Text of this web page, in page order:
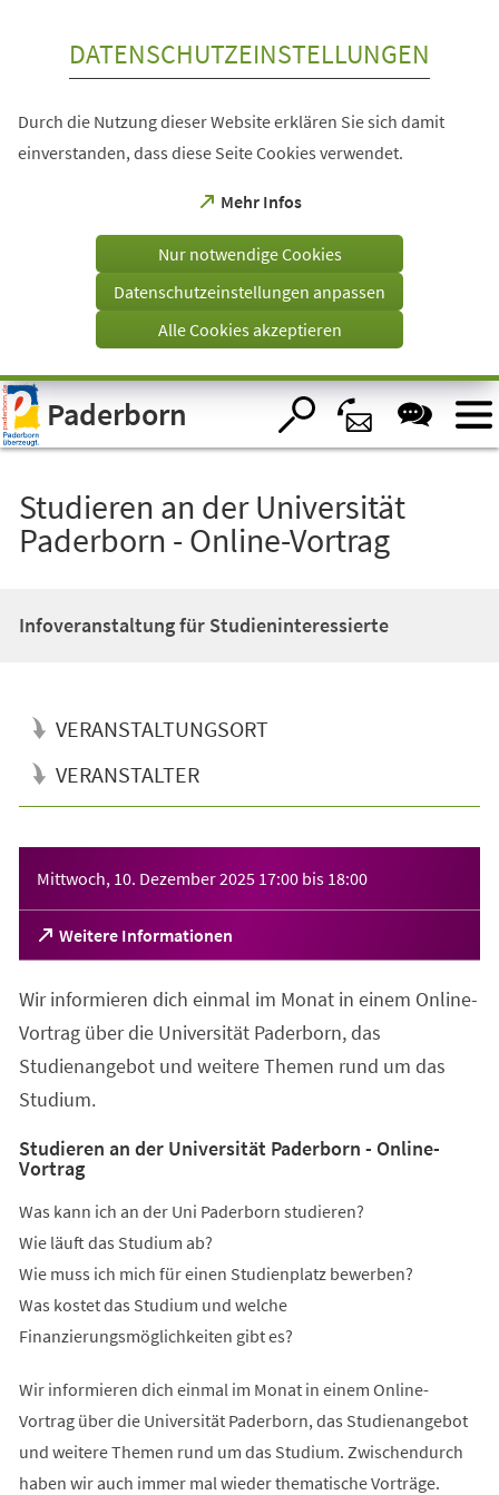
Visuelle
Assistenzsoftware
öffnen.
DATENSCHUTZEINSTELLUNGEN
Durch die Nutzung dieser Website erklären Sie sich damit
einverstanden, dass diese Seite Cookies verwendet.
Mehr Infos
(Öffnet
einem
Tab)
Nur notwendige Cookies
Datenschutzeinstellungen anpassen
Alle Cookies akzeptieren
Paderborn
Studieren an der Universität
Paderborn - Online-Vortrag
Infoveranstaltung für Studieninteressierte
VERANSTALTUNGSORT
VERANSTALTER
Mittwoch, 10. Dezember 2025 17:00 bis 18:00
Weitere Informationen
(Öffnet
in
neuen
Tab)
Wir informieren dich einmal im Monat in einem Online-
Vortrag über die Universität Paderborn, das
Studienangebot und weitere Themen rund um das
Studium.
Studieren an der Universität Paderborn - Online-
Vortrag
Was kann ich an der Uni Paderborn studieren?
Wie läuft das Studium ab?
Wie muss ich mich für einen Studienplatz bewerben?
Was kostet das Studium und welche
Finanzierungsmöglichkeiten gibt es?
Wir informieren dich einmal im Monat in einem Online-
Vortrag über die Universität Paderborn, das Studienangebot
und weitere Themen rund um das Studium. Zwischendurch
haben wir auch immer mal wieder thematische Vorträge.